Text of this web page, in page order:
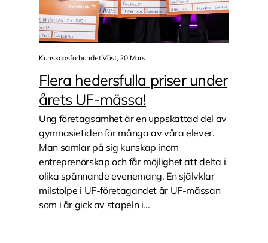
Kunskapsförbundet Väst, 20 Mars
Flera hedersfulla priser under
årets UF-mässa!
Ung företagsamhet är en uppskattad del av
gymnasietiden för många av våra elever.
Man samlar på sig kunskap inom
entreprenörskap och får möjlighet att delta i
olika spännande evenemang. En självklar
milstolpe i UF-företagandet är UF-mässan
som i år gick av stapeln i...